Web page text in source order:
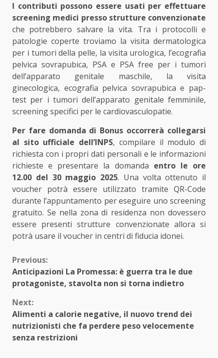
I contributi possono essere usati per effettuare
screening medici presso strutture convenzionate
che potrebbero salvare la vita. Tra i protocolli e
patologie coperte troviamo la visita dermatologica
per i tumori della pelle, la visita urologica, l’ecografia
pelvica sovrapubica, PSA e PSA free per i tumori
dell’apparato genitale maschile, la visita
ginecologica, ecografia pelvica sovrapubica e pap-
test per i tumori dell’apparato genitale femminile,
screening specifici per le cardiovasculopatie.
Per fare domanda di Bonus occorrerà collegarsi
al sito ufficiale dell’INPS, compilare il modulo di
richiesta con i propri dati personali e le informazioni
richieste e presentare la domanda entro le ore
12.00 del 30 maggio 2025. Una volta ottenuto il
voucher potrà essere utilizzato tramite QR-Code
durante l’appuntamento per eseguire uno screening
gratuito. Se nella zona di residenza non dovessero
essere presenti strutture convenzionate allora si
potrà usare il voucher in centri di fiducia idonei.
Continue
Reading
Previous:
Anticipazioni La Promessa: è guerra tra le due
protagoniste, stavolta non si torna indietro
Next:
Alimenti a calorie negative, il nuovo trend dei
nutrizionisti che fa perdere peso velocemente
senza restrizioni